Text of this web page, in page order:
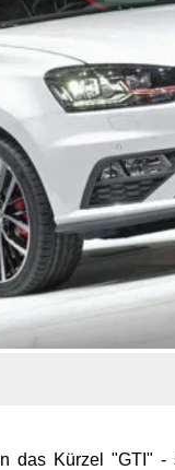
das Kürzel "GTI"